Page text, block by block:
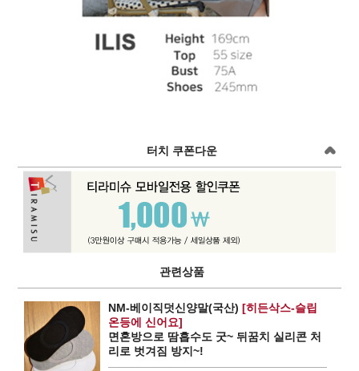
터치 쿠폰다운
관련상품
NM-베이직덧신양말(국산) [히든삭스-슬립
온등에 신어요]
면혼방으로 땀흡수도 굿~ 뒤꿈치 실리콘 처
리로 벗겨짐 방지~!